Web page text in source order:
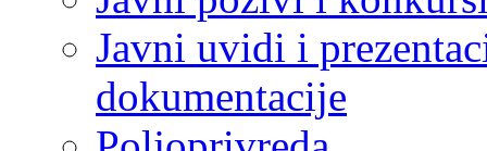
Javni uvidi i
dokumentacije